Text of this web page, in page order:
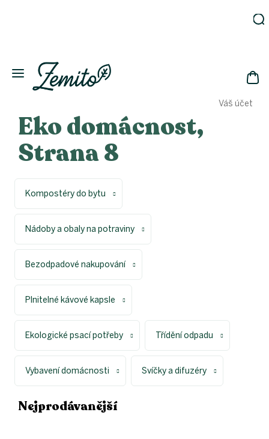
Váš účet
Eko
domácnost
Kosmetika
Eko
Akce
Zachraň
Novinky
Vánoce
Přihlášení
Eko domácnost,
Strana 8
Kompostéry do bytu
Nádoby a obaly na potraviny
Bezodpadové nakupování
Plnitelné kávové kapsle
Ekologické psací potřeby Třídění odpadu
Vybavení domácnosti Svíčky a difuzéry
Nejprodávanější